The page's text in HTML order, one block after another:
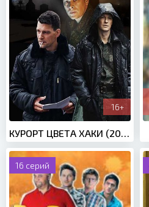
16+
КУРОРТ ЦВЕТА ХАКИ (2021)
16 серий